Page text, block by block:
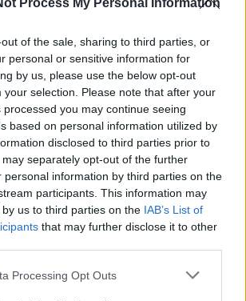
Process My Personal Information
of the sale, sharing to third parties, or
personal or sensitive information for
by us, please use the below opt-out
your selection. Please note that after your
you may continue seeing
based on personal information utilized by
disclosed to third parties prior to
separately opt-out of the further
personal information by third parties on the
participants. This information may
us to third parties on the IAB’s List of
that may further disclose it to other
Processing Opt Outs
aos Bombeiros Voluntários com aumento
240 mil euros
de Évora reforçou o apoio financeiro à
dos Bombeiros...